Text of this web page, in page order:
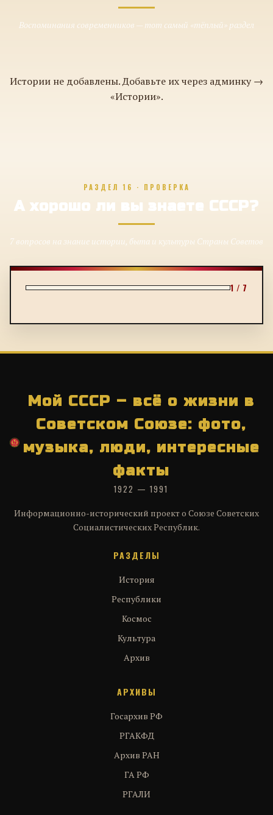
Воспоминания современников — тот самый «тёплый» раздел
Истории не добавлены. Добавьте их через админку →
«Истории».
РАЗДЕЛ 16 · ПРОВЕРКА
А хорошо ли вы знаете СССР?
7 вопросов на знание истории, быта и культуры Страны Советов
1 / 7
Мой СССР – всё о жизни в
Советском Союзе: фото,
музыка, люди, интересные
факты
1922 — 1991
Информационно-исторический проект о Союзе Советских
Социалистических Республик.
РАЗДЕЛЫ
История
Республики
Космос
Культура
Архив
АРХИВЫ
Госархив РФ
РГАКФД
Архив РАН
ГА РФ
РГАЛИ